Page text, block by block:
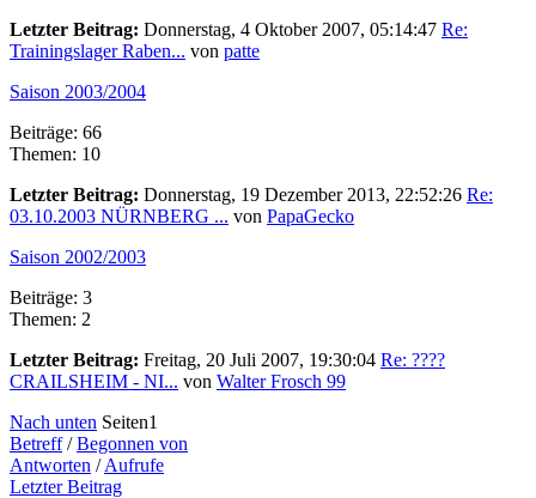
Letzter Beitrag: Donnerstag, 4 Oktober 2007, 05:14:47 Re:
Trainingslager Raben... von patte
Saison 2003/2004
Beiträge: 66
Themen: 10
Letzter Beitrag: Donnerstag, 19 Dezember 2013, 22:52:26 Re:
03.10.2003 NÜRNBERG ... von PapaGecko
Saison 2002/2003
Beiträge: 3
Themen: 2
Letzter Beitrag: Freitag, 20 Juli 2007, 19:30:04 Re: ????
CRAILSHEIM - NI... von Walter Frosch 99
Nach unten Seiten1
Betreff/Begonnen von
Antworten /Aufrufe
Letzter Beitrag